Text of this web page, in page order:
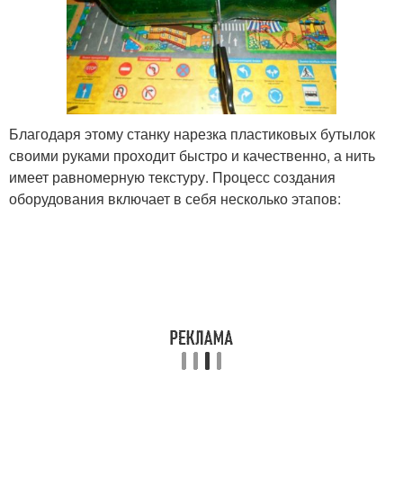
Бутылкорез для
пластиковых бутылок
Бутылки на ленты
бутылок
Пластиковая бутылка
Бутылки для создания
Благодаря этому станку нарезка пластиковых бутылок
своими руками проходит быстро и качественно, а нить
имеет равномерную текстуру. Процесс создания
оборудования включает в себя несколько этапов: